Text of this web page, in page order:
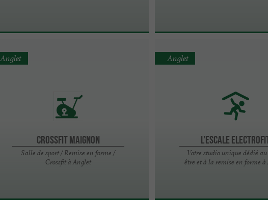
Crossfit Maignon
Salle de sport / Remise en forme /
Crossfit à Anglet
Anglet
L'Escale
Votre studio unique dédié
être et à la remise en forme
Anglet